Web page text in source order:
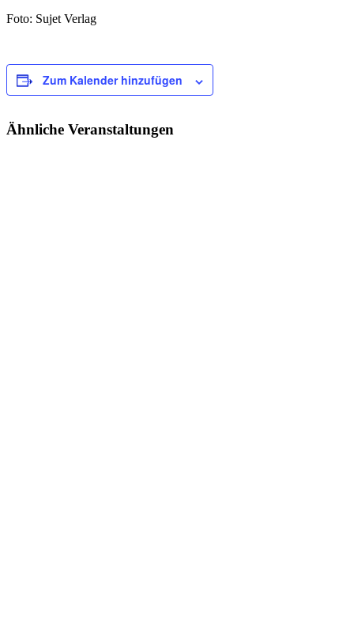
Foto: Sujet Verlag
Zum Kalender hinzufügen
Ähnliche Veranstaltungen